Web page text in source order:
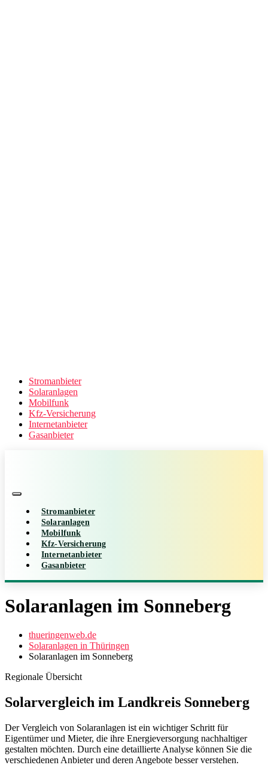
Stromanbieter
Solaranlagen
Mobilfunk
Kfz-Versicherung
Internetanbieter
Gasanbieter
Stromanbieter
Solaranlagen
Mobilfunk
Kfz-Versicherung
Internetanbieter
Gasanbieter
Solaranlagen im Sonneberg
thueringenweb.de
Solaranlagen in Thüringen
Solaranlagen im Sonneberg
Regionale Übersicht
Solarvergleich im Landkreis Sonneberg
Der Vergleich von Solaranlagen ist ein wichtiger Schritt für
Eigentümer und Mieter, die ihre Energieversorgung nachhaltiger
gestalten möchten. Durch eine detaillierte Analyse können Sie die
verschiedenen Anbieter und deren Angebote besser verstehen.